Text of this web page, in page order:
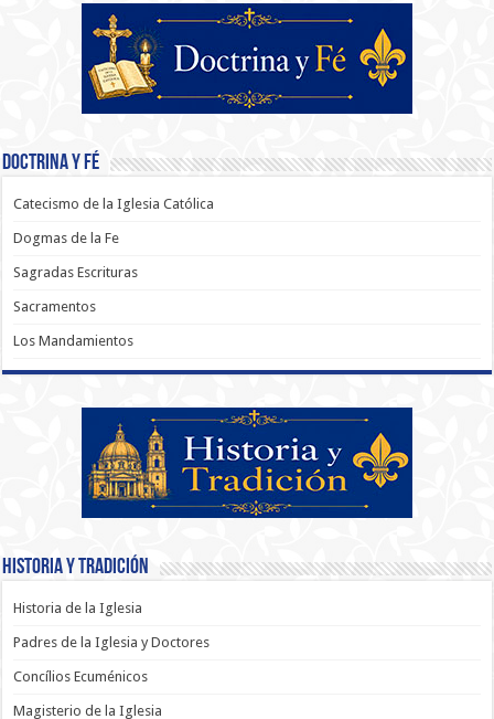
Doctrina y Fé
Catecismo de la Iglesia Católica
Dogmas de la Fe
Sagradas Escrituras
Sacramentos
Los Mandamientos
Historia y Tradición
Historia de la Iglesia
Padres de la Iglesia y Doctores
Concílios Ecuménicos
Magisterio de la Iglesia